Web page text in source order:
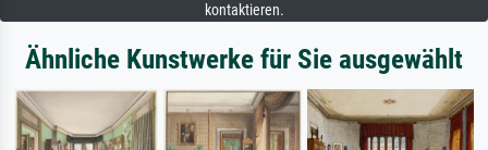
kontaktieren.
Ähnliche Kunstwerke für Sie ausgewählt